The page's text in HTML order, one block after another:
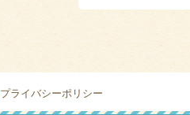
プライバシーポリシー